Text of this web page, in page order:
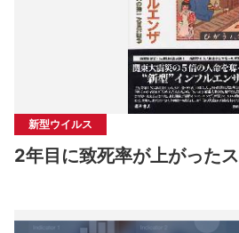
新型ウイルス
2年目に致死率が上がった